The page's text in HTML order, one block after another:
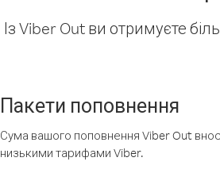
Із Viber Out ви отримуєте
Пакети поповнення
Сума вашого поповнення Viber Out
низькими тарифами Viber.